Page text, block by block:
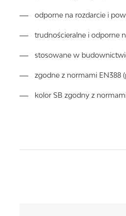
odporne na rozdarcie i
trudnościeralne i odporne
stosowane w
zgodne z normami EN388
kolor SB zgodny z